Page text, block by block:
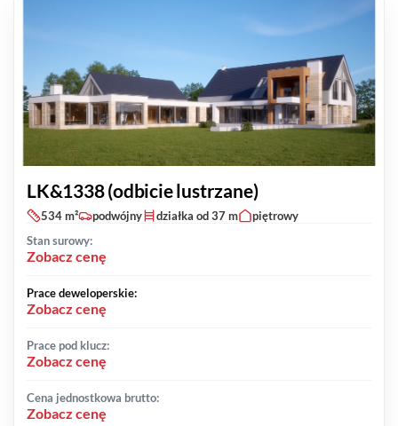
LK&1338 (odbicie lustrzane)
534 m² podwójny działka od 37 m
piętrowy
Stan surowy:
Zobacz cenę
Prace deweloperskie:
Zobacz cenę
Prace pod klucz:
Zobacz cenę
Cena jednostkowa brutto:
Zobacz cenę